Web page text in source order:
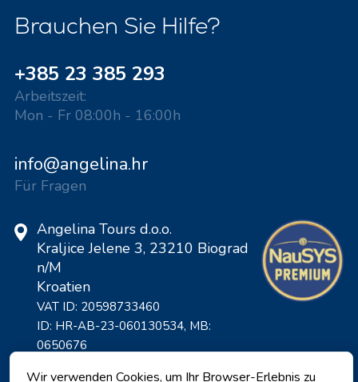
Brauchen Sie Hilfe?
+385 23 385 293
Arbeitszeit:
Mon - Fr 08:00h - 16:00h
info@angelina.hr
Für Fragen
Angelina Tours d.o.o.
Kraljice Jelene 3, 23210 Biograd
n/M
Kroatien
VAT ID: 20598733460
ID: HR-AB-23-060130534, MB:
0650676
Wir verwenden Cookies, um Ihr Browser-Erlebnis zu